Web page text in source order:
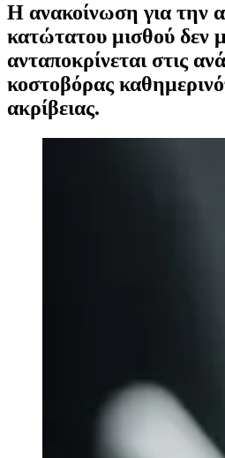
Η ανακοίνωση για την
κατώτατου μισθού δεν
ανταποκρίνεται στις
κοστοβόρας
ακρίβειας.